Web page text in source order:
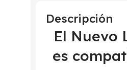
Descripción
El Nuevo
es